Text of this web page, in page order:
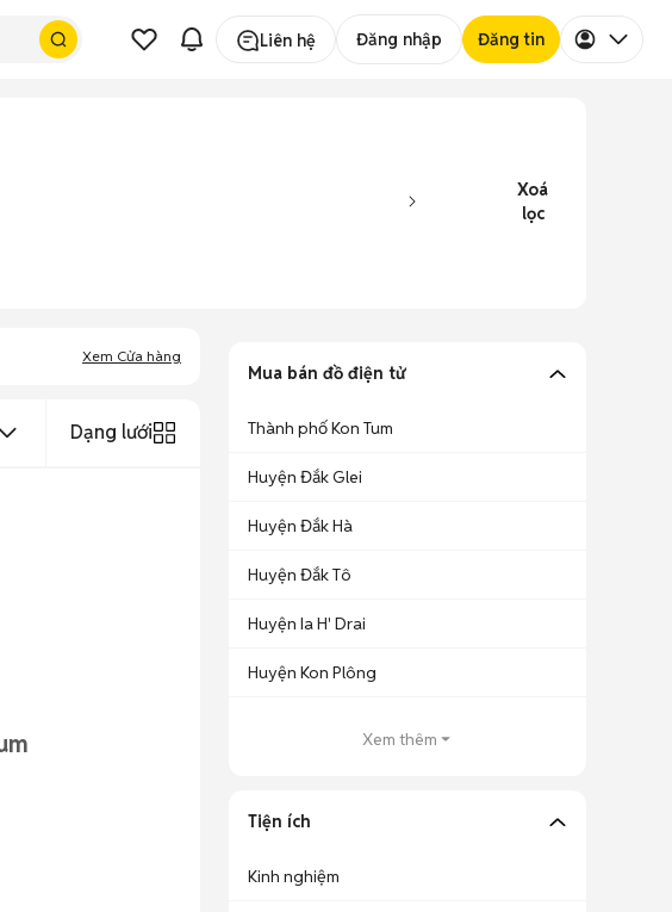
Liên hệ Đăng nhập Đăng tin
Xoá
lọc
Xem Cửa hàng
Dạng lưới
Mua bán đồ điện tử
Thành phố Kon Tum
Huyện Đắk Glei
Huyện Đắk Hà
Huyện Đắk Tô
Huyện Ia H' Drai
Huyện Kon Plông
Xem thêm
Tiện ích
Kinh nghiệm